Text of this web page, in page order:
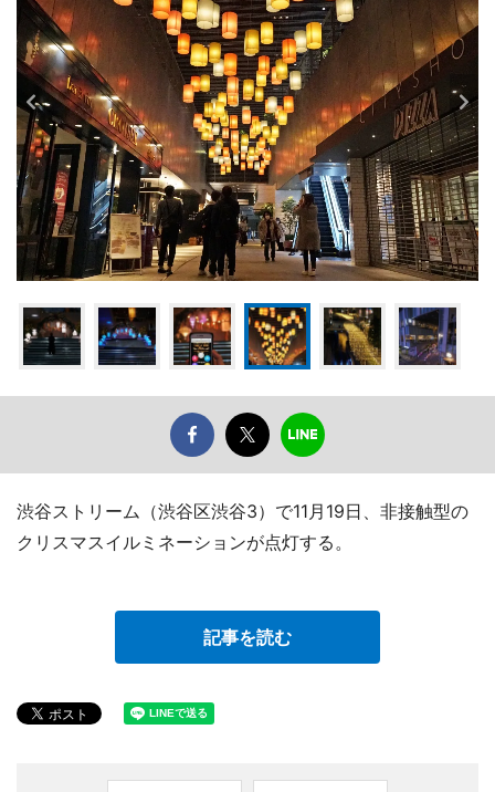
渋谷ストリーム（渋谷区渋谷3）で11月19日、非接触型の
クリスマスイルミネーションが点灯する。
記事を読む